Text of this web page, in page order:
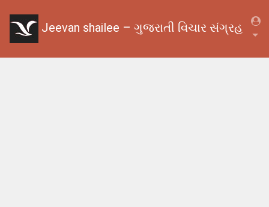
Jeevan shailee – ગુજરાતી વિચાર સંગ્રહ